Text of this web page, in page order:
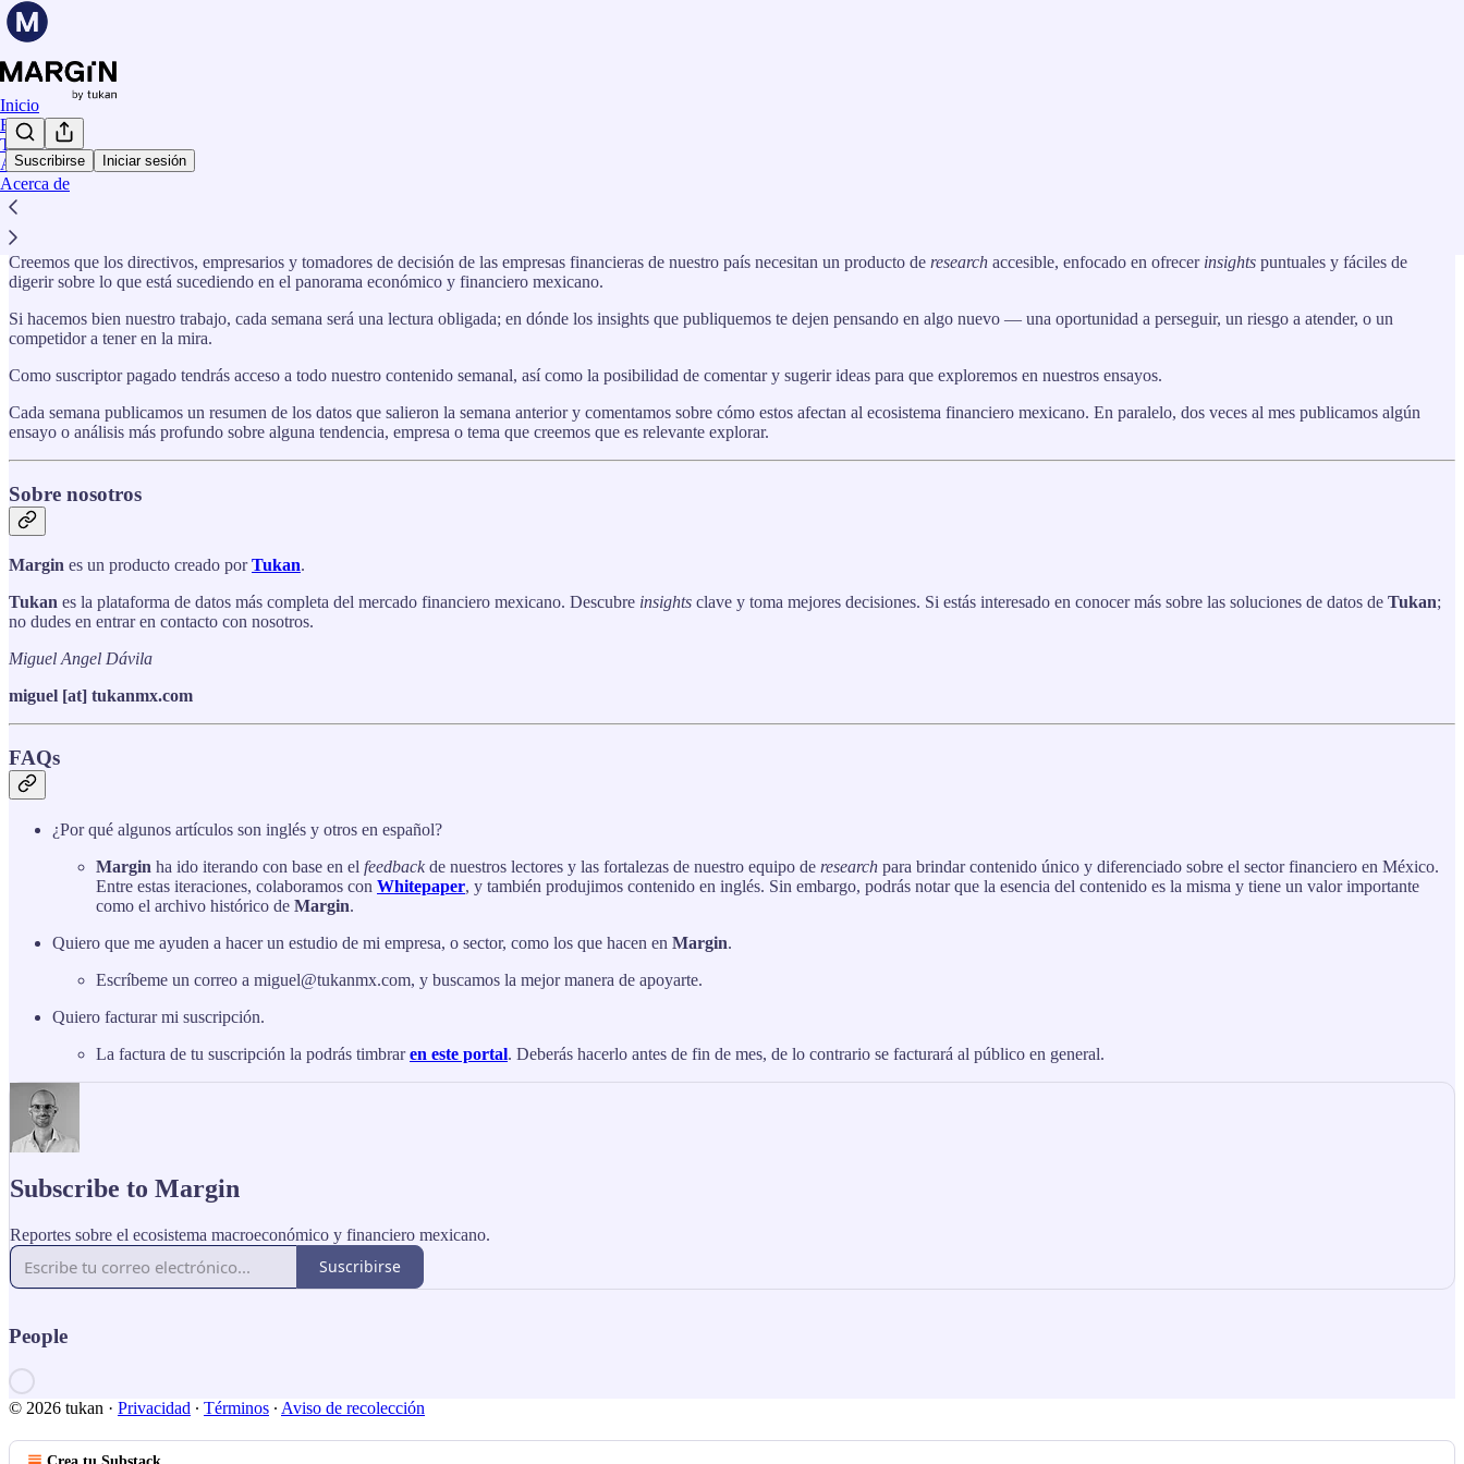
Suscribirse Iniciar sesión
Inicio
Ensayos
Tukan
Archivo
Acerca de
Bienvenido a
Creemos que los directivos, empresarios y tomadores de decisión de las empresas financieras de nuestro país necesitan un producto de research accesible, enfocado en ofrecer insights puntuales y fáciles de
digerir sobre lo que está sucediendo en el panorama económico y financiero mexicano.
Si hacemos bien nuestro trabajo, cada semana será una lectura obligada; en dónde los insights que publiquemos te dejen pensando en algo nuevo — una oportunidad a perseguir, un riesgo a atender, o un
competidor a tener en la mira.
Como suscriptor pagado tendrás acceso a todo nuestro contenido semanal, así como la posibilidad de comentar y sugerir ideas para que exploremos en nuestros ensayos.
Cada semana publicamos un resumen de los datos que salieron la semana anterior y comentamos sobre cómo estos afectan al ecosistema financiero mexicano. En paralelo, dos veces al mes publicamos algún
ensayo o análisis más profundo sobre alguna tendencia, empresa o tema que creemos que es relevante explorar.
Sobre nosotros
Margin es un producto creado porTukan.
Tukan es la plataforma de datos más completa del mercado financiero mexicano. Descubre insights clave y toma mejores decisiones. Si estás interesado en conocer más sobre las soluciones de datos de Tukan;
no dudes en entrar en contacto con nosotros.
Miguel Angel Dávila
miguel [at] tukanmx.com
FAQs
¿Por qué algunos artículos son inglés y otros en español?
Margin ha ido iterando con base en el feedback de nuestros lectores y las fortalezas de nuestro equipo de research para brindar contenido único y diferenciado sobre el sector financiero en México.
Entre estas iteraciones, colaboramos con Whitepaper, y también produjimos contenido en inglés. Sin embargo, podrás notar que la esencia del contenido es la misma y tiene un valor importante
como el archivo histórico de Margin.
Quiero que me ayuden a hacer un estudio de mi empresa, o sector, como los que hacen en Margin.
Escríbeme un correo a miguel@tukanmx.com, y buscamos la mejor manera de apoyarte.
Quiero facturar mi suscripción.
La factura de tu suscripción la podrás timbraren este portal. Deberás hacerlo antes de fin de mes, de lo contrario se facturará al público en general.
Subscribe to Margin
Reportes sobre el ecosistema macroeconómico y financiero mexicano.
Suscribirse
People
© 2026 tukan · Privacidad ∙ Términos ∙ Aviso de recolección